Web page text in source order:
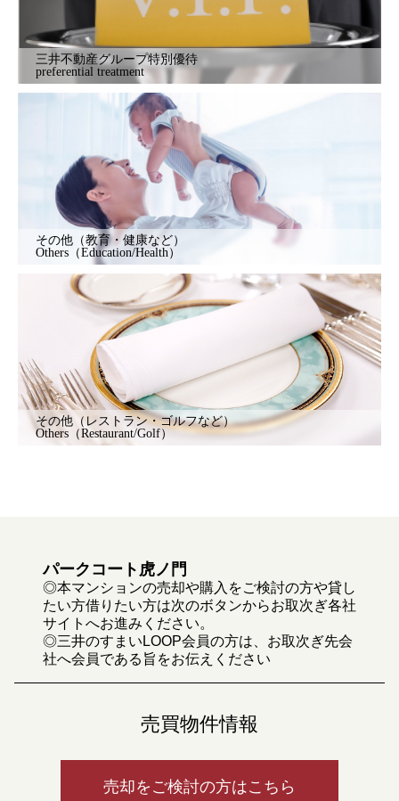
三井不動産グループ特別優待
preferential treatment
その他（教育・健康など）
Others（Education/Health）
その他（レストラン・ゴルフなど）
Others（Restaurant/Golf）
パークコート虎ノ門
◎本マンションの売却や購入をご検討の方や貸し
たい方借りたい方は次のボタンからお取次ぎ各社
サイトへお進みください。
◎三井のすまいLOOP会員の方は、お取次ぎ先会
社へ会員である旨をお伝えください
売買物件情報
売却をご検討の方はこちら